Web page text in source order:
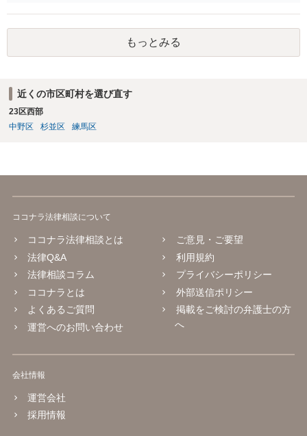
であれば弁護士に相談されると良いでしょう。 ただ、こうした類型の
場合返金が難しいケースが多いため弁護士を立てるかどうかは慎重に
もっとみる
近くの市区町村を選び直す
23区西部
中野区
杉並区 練馬区
ココナラ法律相談について
ココナラ法律相談とは
法律Q&A
法律相談コラム
ココナラとは
よくあるご質問
運営へのお問い合わせ
ご意見・ご要望
利用規約
プライバシーポリシー
外部送信ポリシー
掲載をご検討の弁護士の方
へ
会社情報
運営会社
採用情報